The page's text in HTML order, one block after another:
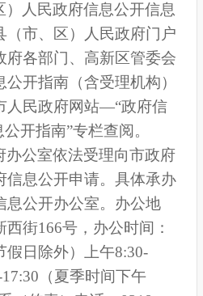
人民政府信息公开信息
（市、区）人民政府门户
府各部门、高新区管委会
开指南（含受理机构）
人民政府网站—“政府信
开指南”专栏查阅。
办公室依法受理向市政府
信息公开申请。具体承办
息公开办公室。办公地
西街166号，办公时间：
假日除外）上午8:30-
（夏季时间下午